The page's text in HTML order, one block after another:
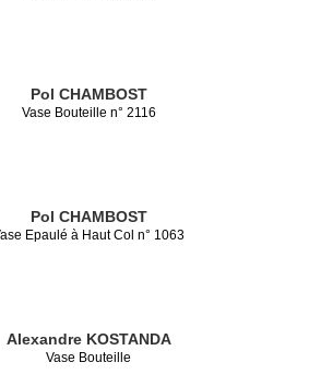
Pol CHAMBOST
Vase Bouteille n° 2116
Pol CHAMBOST
Epaulé à Haut Col n° 1063
Alexandre KOSTANDA
Vase Bouteille